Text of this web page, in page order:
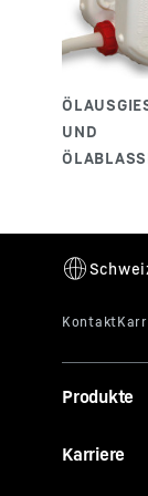
Produkte
Karriere